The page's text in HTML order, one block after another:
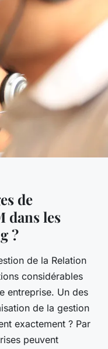
de
dans les
?
de la Relation
considérables
entreprise. Un des
de la gestion
exactement ? Par
peuvent